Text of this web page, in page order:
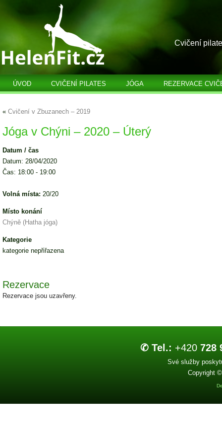
Cvičení
ÚVOD CVIČENÍ PILATES JÓGA REZERVACE
« Cvičení v Zbuzanech – 2019
Jóga v Chýni – 2020 – Úterý
Datum / čas
Datum: 28/04/2020
Čas: 18:00 - 19:00
Volná místa: 20/20
Místo konání
Chýně (Hatha jóga)
Kategorie
kategorie nepřiřazena
Rezervace
Rezervace jsou uzavřeny.
✆ Tel.: +420 728
Své služby
Copyright